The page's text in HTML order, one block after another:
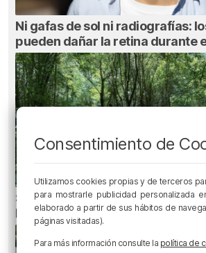
Ni gafas de sol ni radiografías:
pueden dañar la retina durante
Senderos de Bizkaia: cinco
hacer con niños
Consentimiento de
Utilizamos cookies propias y de terceros
para mostrarle publicidad personalizada
elaborado a partir de sus hábitos de
páginas visitadas).
Para más información consulte la política de